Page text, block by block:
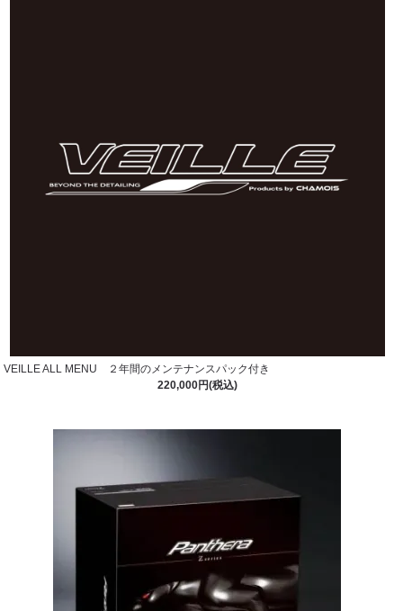
VEILLE ALL MENU ２年間のメンテナンスパック付き
220,000円(税込)